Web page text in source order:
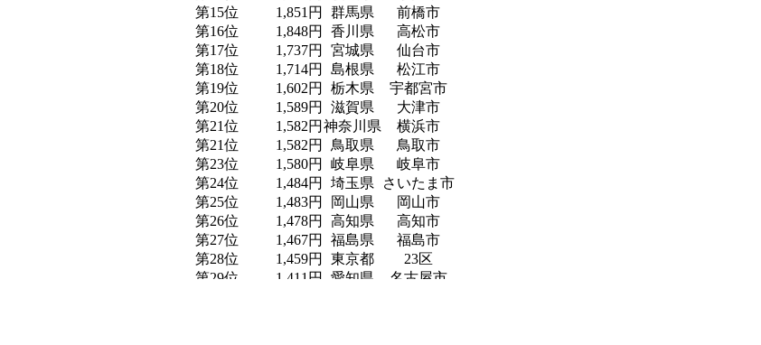
第15位
1,851円 群馬県
前橋市
第16位
1,848円 香川県
高松市
第17位
1,737円 宮城県
仙台市
第18位
1,714円 島根県
松江市
第19位
1,602円 栃木県
宇都宮市
第20位
1,589円 滋賀県
大津市
第21位
1,582円 神奈川県
横浜市
第21位
1,582円 鳥取県
鳥取市
第23位
1,580円 岐阜県
岐阜市
第24位
1,484円 埼玉県
さいたま市
第25位
1,483円 岡山県
岡山市
第26位
1,478円 高知県
高知市
第27位
1,467円 福島県
福島市
第28位
1,459円 東京都
23区
第29位
1,411円 愛知県
名古屋市